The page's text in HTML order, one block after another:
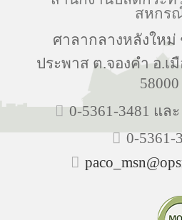
สหกร
ศาลากลางหลังใหม่
ประพาส ต.จองคำ อ.เ
58000
0-5361-3481 แล
0-5361-